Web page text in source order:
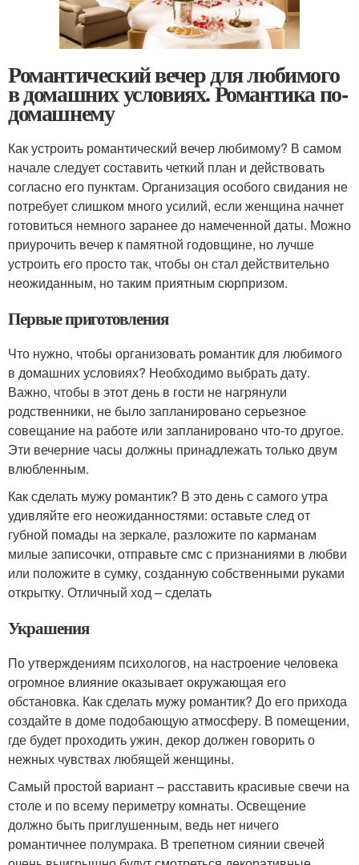
Романтический вечер для любимого
в домашних условиях. Романтика по-
домашнему
Как устроить романтический вечер любимому? В самом
начале следует составить четкий план и действовать
согласно его пунктам. Организация особого свидания не
потребует слишком много усилий, если женщина начнет
готовиться немного заранее до намеченной даты. Можно
приурочить вечер к памятной годовщине, но лучше
устроить его просто так, чтобы он стал действительно
неожиданным, но таким приятным сюрпризом.
Первые приготовления
Что нужно, чтобы организовать романтик для любимого
в домашних условиях? Необходимо выбрать дату.
Важно, чтобы в этот день в гости не нагрянули
родственники, не было запланировано серьезное
совещание на работе или запланировано что-то другое.
Эти вечерние часы должны принадлежать только двум
влюбленным.
Как сделать мужу романтик? В это день с самого утра
удивляйте его неожиданностями: оставьте след от
губной помады на зеркале, разложите по карманам
милые записочки, отправьте смс с признаниями в любви
или положите в сумку, созданную собственными руками
открытку. Отличный ход – сделать
Украшения
По утверждениям психологов, на настроение человека
огромное влияние оказывает окружающая его
обстановка. Как сделать мужу романтик? До его прихода
создайте в доме подобающую атмосферу. В помещении,
где будет проходить ужин, декор должен говорить о
нежных чувствах любящей женщины.
Самый простой вариант – расставить красивые свечи на
столе и по всему периметру комнаты. Освещение
должно быть приглушенным, ведь нет ничего
романтичнее полумрака. В трепетном сиянии свечей